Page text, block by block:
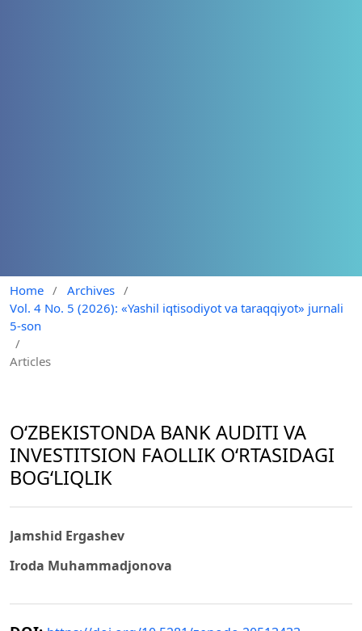
Home / Archives /
Vol. 4 No. 5 (2026): «Yashil iqtisodiyot va taraqqiyot» jurnali
5-son
/
Articles
O‘ZBEKISTONDA BANK AUDITI VA
INVESTITSION FAOLLIK O‘RTASIDAGI
BOG‘LIQLIK
Jamshid Ergashev
Iroda Muhammadjonova